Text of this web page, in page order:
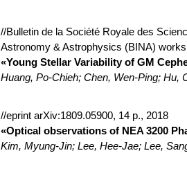
//Bulletin de la Société Royale des
Astronomy & Astrophysics (BINA)
«Young Stellar Variability of GM
Huang, Po-Chieh; Chen, Wen-Ping;
//eprint arXiv:1809.05900, 14 p., 2018
«Optical observations of NEA 3200
Kim, Myung-Jin; Lee, Hee-Jae; Lee,